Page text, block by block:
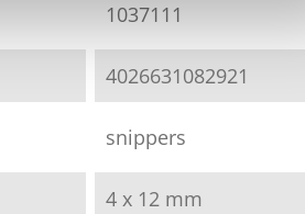
1037111
4026631082921
snippers
4 x 12 mm